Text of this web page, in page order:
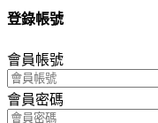
登錄帳號
會員帳號
會員密碼